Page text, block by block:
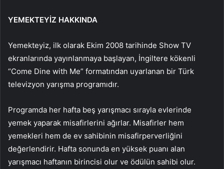
YEMEKTEYİZ HAKKINDA
Yemekteyiz, ilk olarak Ekim 2008 tarihinde Show TV
ekranlarında yayınlanmaya başlayan, İngiltere kökenli
“Come Dine with Me” formatından uyarlanan bir Türk
televizyon yarışma programıdır.
Programda her hafta beş yarışmacı sırayla evlerinde
yemek yaparak misafirlerini ağırlar. Misafirler hem
yemekleri hem de ev sahibinin misafirperverliğini
değerlendirir. Hafta sonunda en yüksek puanı alan
yarışmacı haftanın birincisi olur ve ödülün sahibi olur.